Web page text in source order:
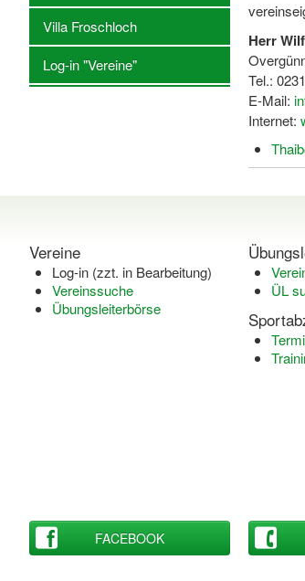
Villa Froschloch
Log-in "Vereine"
Herr
Tel.:
E-Mail:
Internet:
Vereine
Log-in (zzt. in Bearbeitung)
Vereinssuche
Übungsleiterbörse
ÜL
FACEBOOK